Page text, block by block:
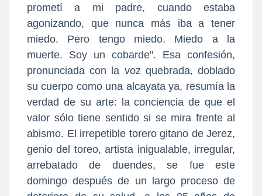
prometí a mi padre, cuando estaba
agonizando, que nunca más iba a tener
miedo. Pero tengo miedo. Miedo a la
muerte. Soy un cobarde". Esa confesión,
pronunciada con la voz quebrada, doblado
su cuerpo como una alcayata ya, resumía la
verdad de su arte: la conciencia de que el
valor sólo tiene sentido si se mira frente al
abismo. El irrepetible torero gitano de Jerez,
genio del toreo, artista inigualable, irregular,
arrebatado de duendes, se fue este
domingo después de un largo proceso de